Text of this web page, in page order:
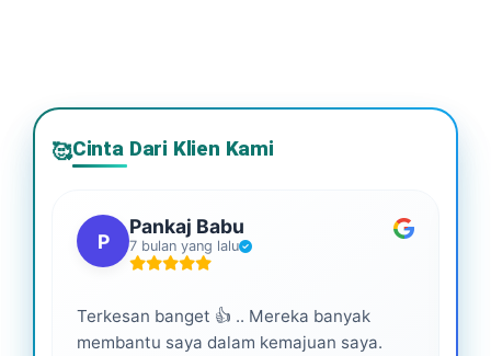
🥰Cinta Dari Klien Kami
P
Pankaj Babu
7 bulan yang lalu
Terkesan banget 👍 .. Mereka banyak
membantu saya dalam kemajuan saya.